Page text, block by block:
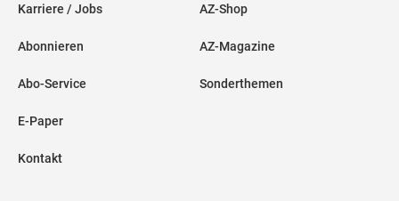
Karriere / Jobs
Abonnieren
Abo-Service
E-Paper
Kontakt
AZ-Shop
AZ-Magazine
Sonderthemen